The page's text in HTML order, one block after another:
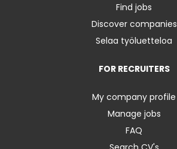
Find jobs
Discover companies
Selaa työluetteloa
FOR RECRUITERS
My company profile
Manage jobs
FAQ